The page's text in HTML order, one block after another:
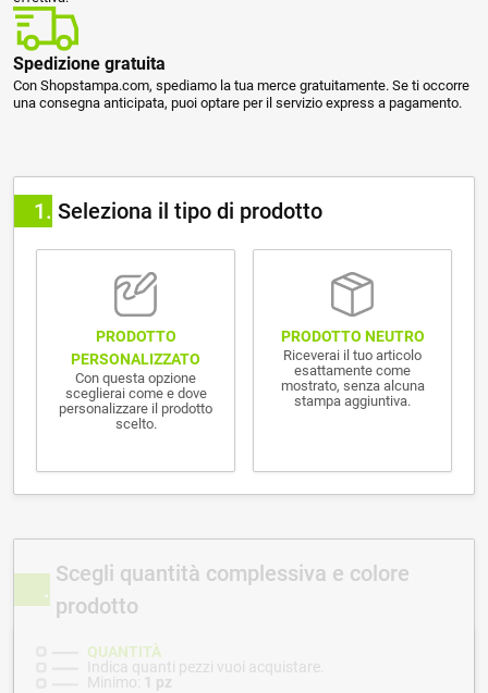
Spedizione gratuita
Con Shopstampa.com, spediamo la tua merce gratuitamente. Se ti occorre
una consegna anticipata, puoi optare per il servizio express a pagamento.
1 Seleziona il tipo di prodotto
PRODOTTO
PERSONALIZZATO
Con questa opzione
sceglierai come e dove
personalizzare il prodotto
scelto.
PRODOTTO NEUTRO
Riceverai il tuo articolo
esattamente come
mostrato, senza alcuna
stampa aggiuntiva.
Scegli quantità complessiva e colore
prodotto
QUANTITÀ
Indica quanti pezzi vuoi acquistare.
Minimo: 1 pz